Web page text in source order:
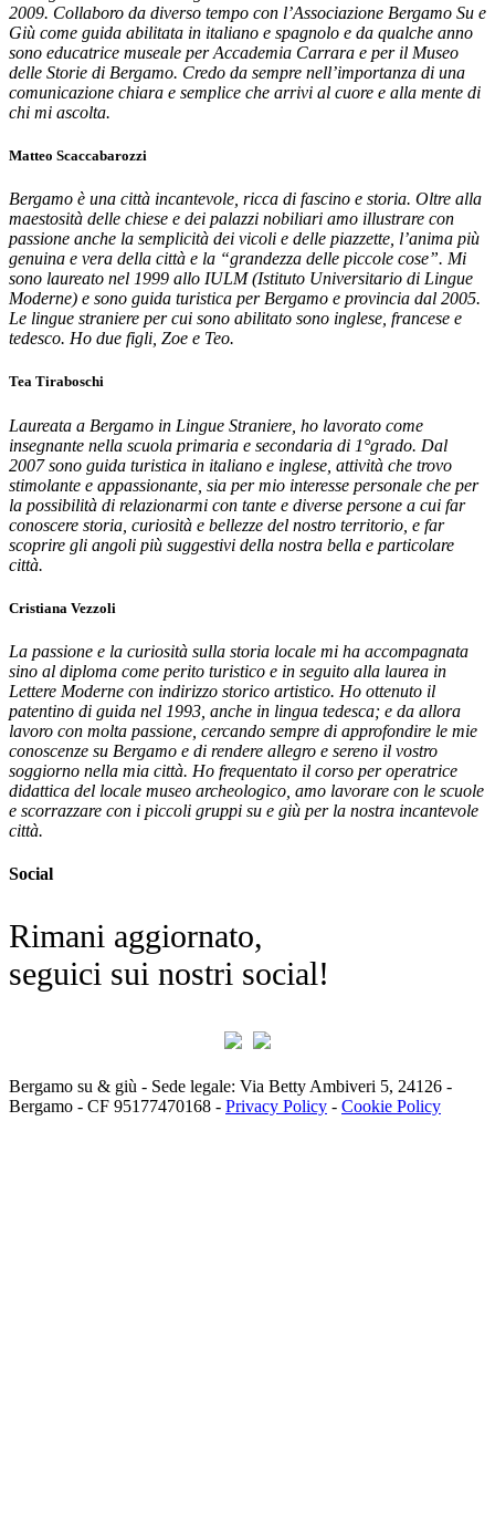
2009. Collaboro da diverso tempo con l’Associazione Bergamo Su e
Giù come guida abilitata in italiano e spagnolo e da qualche anno
sono educatrice museale per Accademia Carrara e per il Museo
delle Storie di Bergamo. Credo da sempre nell’importanza di una
comunicazione chiara e semplice che arrivi al cuore e alla mente di
chi mi ascolta.
Matteo Scaccabarozzi
Bergamo è una città incantevole, ricca di fascino e storia. Oltre alla
maestosità delle chiese e dei palazzi nobiliari amo illustrare con
passione anche la semplicità dei vicoli e delle piazzette, l’anima più
genuina e vera della città e la “grandezza delle piccole cose”. Mi
sono laureato nel 1999 allo IULM (Istituto Universitario di Lingue
Moderne) e sono guida turistica per Bergamo e provincia dal 2005.
Le lingue straniere per cui sono abilitato sono inglese, francese e
tedesco. Ho due figli, Zoe e Teo.
Tea Tiraboschi
Laureata a Bergamo in Lingue Straniere, ho lavorato come
insegnante nella scuola primaria e secondaria di 1°grado. Dal
2007 sono guida turistica in italiano e inglese, attività che trovo
stimolante e appassionante, sia per mio interesse personale che per
la possibilità di relazionarmi con tante e diverse persone a cui far
conoscere storia, curiosità e bellezze del nostro territorio, e far
scoprire gli angoli più suggestivi della nostra bella e particolare
città.
Cristiana Vezzoli
La passione e la curiosità sulla storia locale mi ha accompagnata
sino al diploma come perito turistico e in seguito alla laurea in
Lettere Moderne con indirizzo storico artistico. Ho ottenuto il
patentino di guida nel 1993, anche in lingua tedesca; e da allora
lavoro con molta passione, cercando sempre di approfondire le mie
conoscenze su Bergamo e di rendere allegro e sereno il vostro
soggiorno nella mia città. Ho frequentato il corso per operatrice
didattica del locale museo archeologico, amo lavorare con le scuole
e scorrazzare con i piccoli gruppi su e giù per la nostra incantevole
città.
Social
Rimani aggiornato,
seguici sui nostri social!
Bergamo su & giù - Sede legale: Via Betty Ambiveri 5, 24126 -
Bergamo - CF 95177470168 - Privacy Policy - Cookie Policy